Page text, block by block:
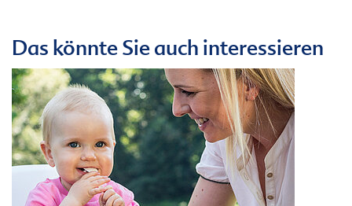
Das könnte Sie auch interessieren